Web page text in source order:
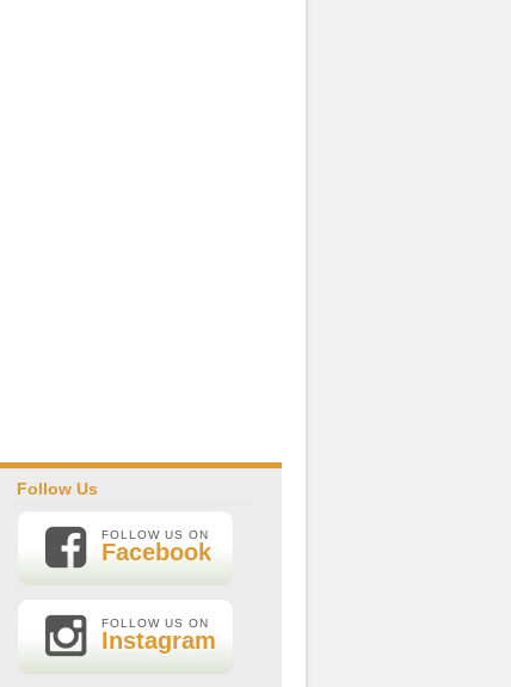
Follow Us
FOLLOW US ON
Facebook
FOLLOW US ON
Instagram